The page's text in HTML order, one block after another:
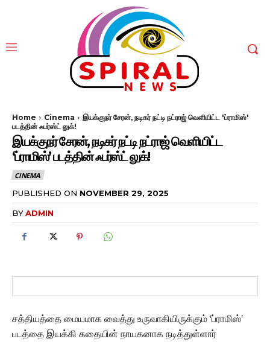
Home Cinema
இயக்குநர் சேரன், நடிகர் நட்டி நட்ராஜ் வெளியிட்ட 'ப்ராமிஸ்'
படத்தின் ஃபர்ஸ்ட் லுக்!
இயக்குநர் சேரன், நடிகர் நட்டி நட்ராஜ் வெளியிட்ட
‘ப்ராமிஸ்’ படத்தின் ஃபர்ஸ்ட் லுக்!
CINEMA
PUBLISHED ON NOVEMBER 29, 2025
BYADMIN
சத்தியத்தை மையமாக வைத்து உருவாகியிருக்கும் ‘ப்ராமிஸ்’
படத்தை இயக்கி கதையின் நாயகனாக நடித்துள்ளார்